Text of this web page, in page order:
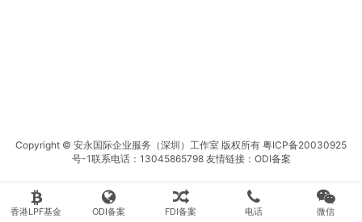
Copyright © 安永国际企业服务（深圳）工作室 版权所有 粤ICP备20030925
号-1联系电话：13045865798 友情链接： ODI备案
香港LPF基金 ODI备案 FDI备案 电话 微信